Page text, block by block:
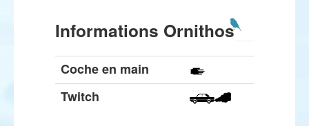
Informations Ornithos
Coche en main
Twitch